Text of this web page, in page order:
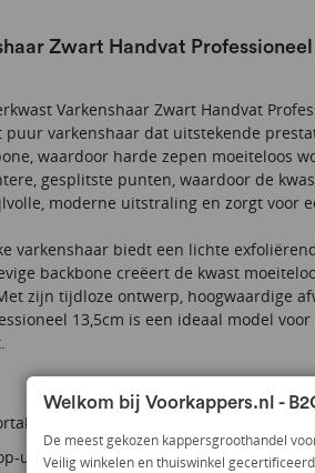
Zwart Handvat Professioneel
Varkenshaar Zwart Handvat
puur varkenshaar dat uitstekende
waardoor harde zepen moeiteloos
gesplitste punten, waardoor de
moderne uitstraling en zorgt voor
varkenshaar biedt een lichte
backbone creëert de kwast
zijn tijdloze ontwerp, hoogwaardige
13,5cm is een ideaal model
in de hand
uitstraling
Welkom bij Voorkappers.nl -
De meest gekozen kappersgroothandel
Veilig winkelen en thuiswinkel